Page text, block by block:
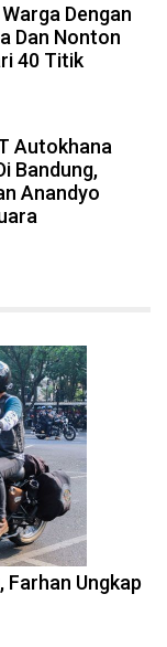
Dengan
Dan Nonton
40 Titik
Autokhana
Bandung,
Anandyo
Farhan Ungkap